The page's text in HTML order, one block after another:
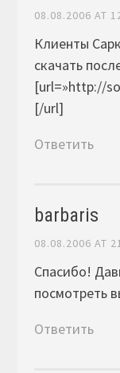
08.08.2006 AT
Клиенты
скачать
[url=»http://
[/url]
Ответить
barbaris
08.08.2006 AT
Спасибо!
посмотреть
Ответить